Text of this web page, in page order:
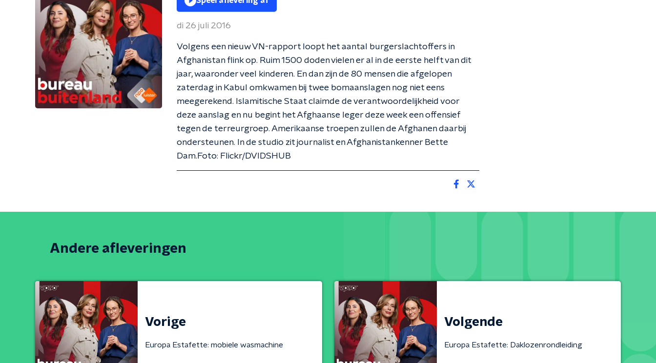
di 26 juli 2016
Volgens een nieuw VN-rapport loopt het aantal burgerslachtoffers in
Afghanistan flink op. Ruim 1500 doden vielen er al in de eerste helft van dit
jaar, waaronder veel kinderen. En dan zijn de 80 mensen die afgelopen
zaterdag in Kabul omkwamen bij twee bomaanslagen nog niet eens
meegerekend. Islamitische Staat claimde de verantwoordelijkheid voor
deze aanslag en nu begint het Afghaanse leger deze week een offensief
tegen de terreurgroep. Amerikaanse troepen zullen de Afghanen daarbij
ondersteunen. In de studio zit journalist en Afghanistankenner Bette
Dam.Foto: Flickr/DVIDSHUB
Andere afleveringen
Vorige
Europa Estafette: mobiele wasmachine
Volgende
Europa Estafette: Daklozenrondleiding